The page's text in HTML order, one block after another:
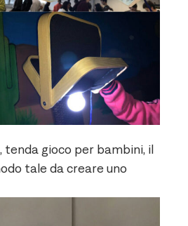
tenda gioco per bambini, il
tale da creare uno